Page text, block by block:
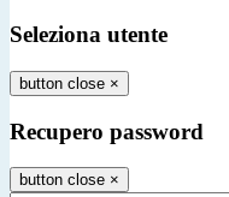
Seleziona utente
button close ×
Recupero password
button close ×